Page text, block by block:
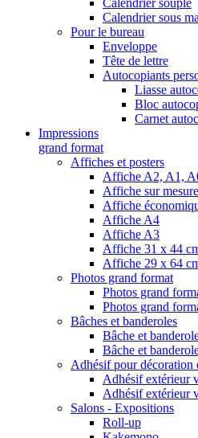
Calendrier sous
Pour le bureau
Enveloppe
Tête de lettre
Autocopiants
Liasse
Bloc
Carnet
Impressions
grand format
Affiches et posters
Affiche A2, A1,
Affiche sur
Affiche
Affiche A4
Affiche A3
Affiche 31 x 44
Affiche 29 x 64
Photos grand format
Photos grand
Photos grand
Bâches et banderoles
Bâche et
Bâche et
Adhésif pour décoration
Adhésif extérieur
Adhésif extérieur
Salons - Expositions
Roll-up